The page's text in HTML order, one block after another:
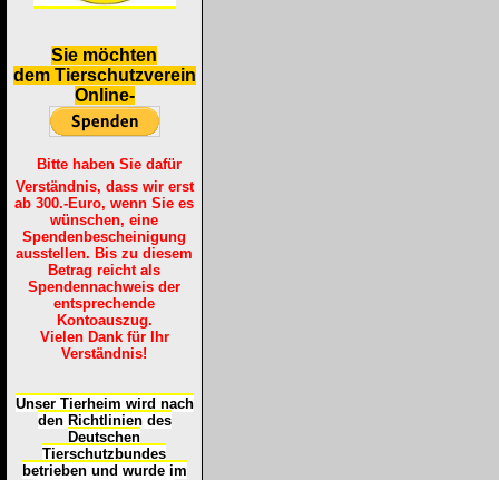
Sie möchten
dem Tierschutzverein
Online-
Bitte haben Sie dafür
Verständnis, dass wir erst
ab 300.-Euro, wenn Sie es
wünschen, eine
Spendenbescheinigung
ausstellen. Bis zu diesem
Betrag reicht als
Spendennachweis der
entsprechende
Kontoauszug.
Vielen Dank für Ihr
Verständnis!
Unser Tierheim wird nach
den Richtlinien des
Deutschen
Tierschutzbundes
betrieben und wurde im